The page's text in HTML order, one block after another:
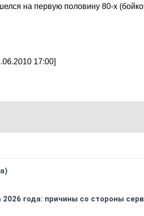
на первую половину 80-х
17:00]
2026 года: причины со стороны